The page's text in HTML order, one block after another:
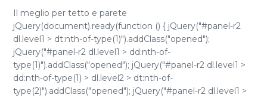
Il meglio per tetto e parete
jQuery(document).ready(function () { jQuery("#panel-r2
dl.level1 > dt:nth-of-type(1)").addClass("opened");
jQuery("#panel-r2 dl.level1 > dd:nth-of-
type(1)").addClass("opened"); jQuery("#panel-r2 dl.level1 >
dd:nth-of-type(1) > dl.level2 > dt:nth-of-
type(2)").addClass("opened"); jQuery("#panel-r2 dl.level1 >